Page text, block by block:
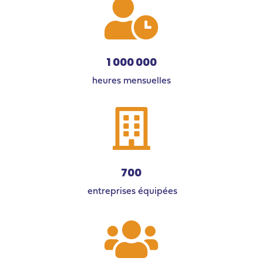

1 000 000
heures mensuelles

700
entreprises équipées
